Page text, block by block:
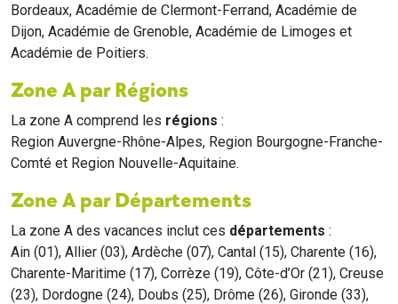
Bordeaux, Académie de Clermont-Ferrand, Académie de
Dijon, Académie de Grenoble, Académie de Limoges et
Académie de Poitiers.
Zone A par Régions
La zone A comprend les régions :
Region Auvergne-Rhône-Alpes, Region Bourgogne-Franche-
Comté et Region Nouvelle-Aquitaine.
Zone A par Départements
La zone A des vacances inclut ces départements :
Ain (01), Allier (03), Ardèche (07), Cantal (15), Charente (16),
Charente-Maritime (17), Corrèze (19), Côte-d’Or (21), Creuse
(23), Dordogne (24), Doubs (25), Drôme (26), Gironde (33),